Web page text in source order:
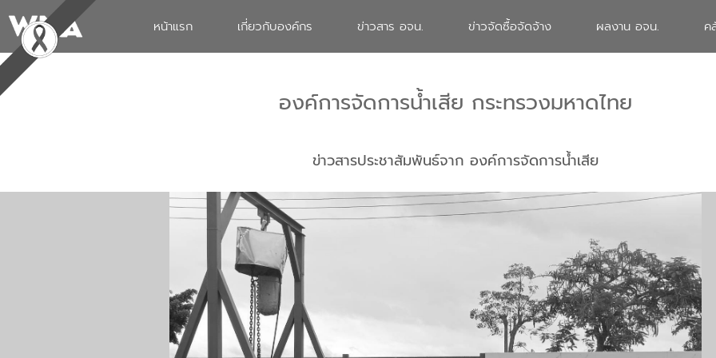
หน้าแรก เกี่ยวกับองค์กร ข่าวสาร อจน. ข่าวจัดซื้อจัดจ้าง ผลงาน อจน. ค
องค์การจัดการน้ำเสีย กระทรวงมหาดไทย
ข่าวสารประชาสัมพันธ์จาก องค์การจัดการน้ำเสีย